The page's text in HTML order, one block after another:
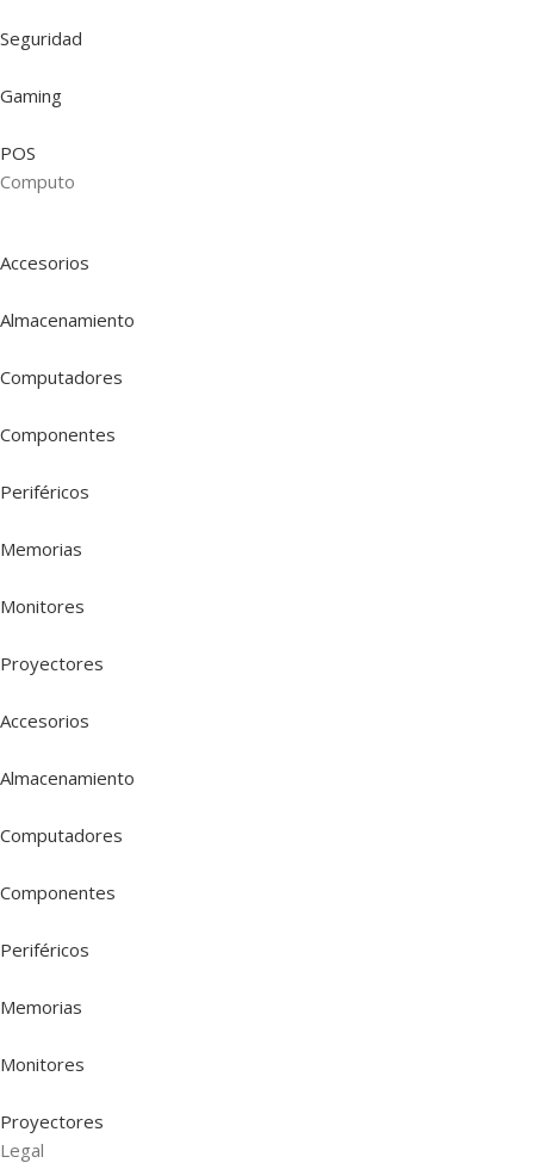
Seguridad
Gaming
POS
Computo
Accesorios
Almacenamiento
Computadores
Componentes
Periféricos
Memorias
Monitores
Proyectores
Accesorios
Almacenamiento
Computadores
Componentes
Periféricos
Memorias
Monitores
Proyectores
Legal